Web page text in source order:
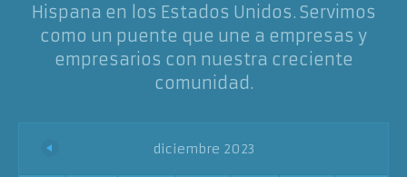
Hispana en los Estados Unidos. Servimos
como un puente que une a empresas y
empresarios con nuestra creciente
comunidad.
diciembre 2023